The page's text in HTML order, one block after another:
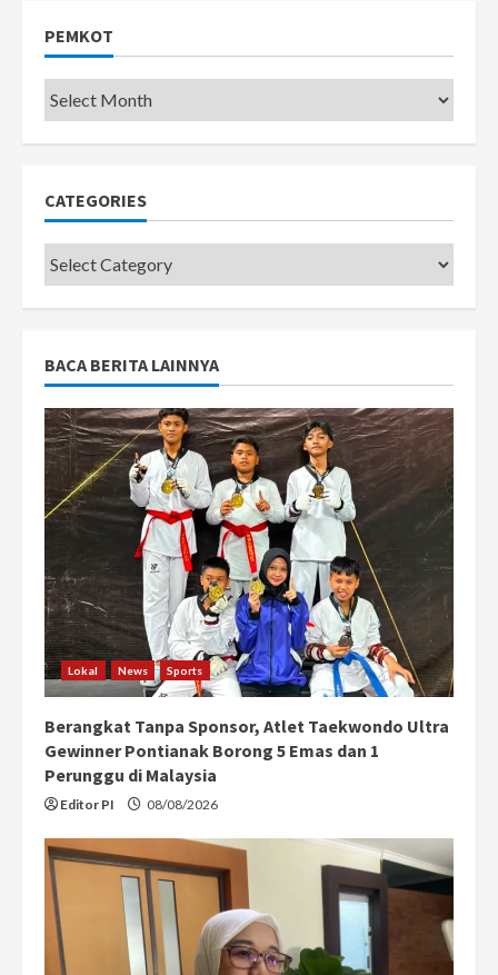
PEMKOT
Pemkot
CATEGORIES
Categories
BACA BERITA LAINNYA
Lokal News Sports
Berangkat Tanpa Sponsor, Atlet Taekwondo Ultra
Gewinner Pontianak Borong 5 Emas dan 1
Perunggu di Malaysia
Editor PI 08/08/2026